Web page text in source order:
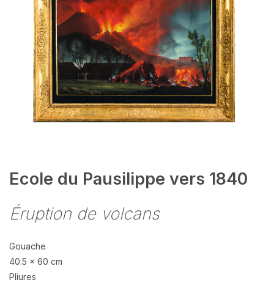
Ecole du Pausilippe vers 1840
Éruption de volcans
Gouache
40.5 x 60 cm
Pliures